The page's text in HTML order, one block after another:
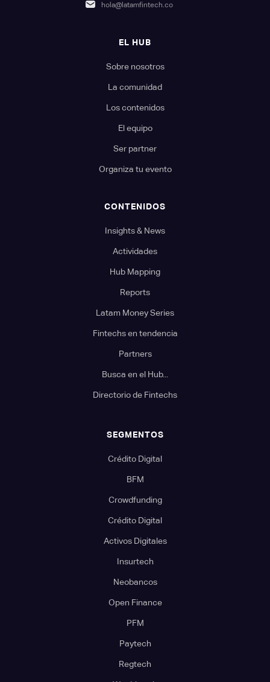
hola@latamfintech.co
EL HUB
Sobre nosotros
La comunidad
Los contenidos
El equipo
Ser partner
Organiza tu evento
CONTENIDOS
Insights & News
Actividades
Hub Mapping
Reports
Latam Money Series
Fintechs en tendencia
Partners
Busca en el Hub...
Directorio de Fintechs
SEGMENTOS
Crédito Digital
BFM
Crowdfunding
Crédito Digital
Activos Digitales
Insurtech
Neobancos
Open Finance
PFM
Paytech
Regtech